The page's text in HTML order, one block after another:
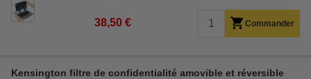
38,50 € Commander
Kensington filtre de confidentialité amovible et réversible